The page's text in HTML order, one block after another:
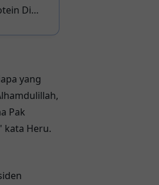
Di
yang
Pak
kata Heru.